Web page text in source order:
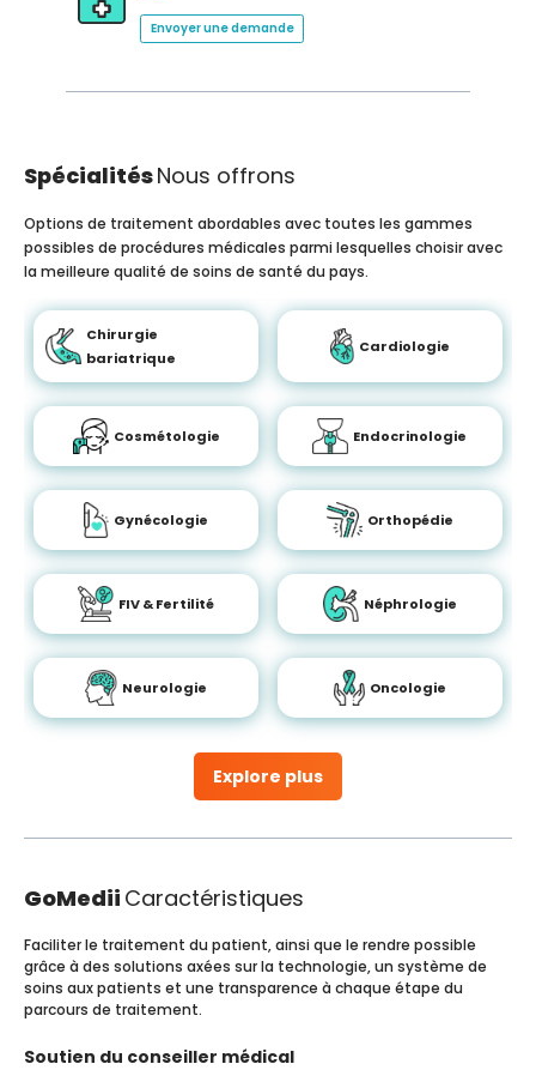
Envoyer une demande
SpécialitésNous offrons
Explore plus
Options de traitement abordables avec toutes les gammes
possibles de procédures médicales parmi lesquelles choisir avec
la meilleure qualité de soins de santé du pays.
Chirurgie
bariatrique
Cardiologie
Cosmétologie Endocrinologie
Gynécologie Orthopédie
FIV & Fertilité Néphrologie
Neurologie Oncologie
GoMedii Caractéristiques
Faciliter le traitement du patient, ainsi que le rendre possible
grâce à des solutions axées sur la technologie, un système de
soins aux patients et une transparence à chaque étape du
parcours de traitement.
Soutien du conseiller médical